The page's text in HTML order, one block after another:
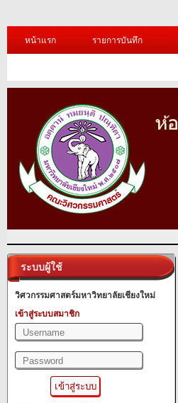
หน้าแรก รายการบันทึก
ระบบผู้ใช้
วิศวกรรมศาสตร์มหาวิทยาลัยเชียงใหม่
เข้าสู่ระบบสมาชิก